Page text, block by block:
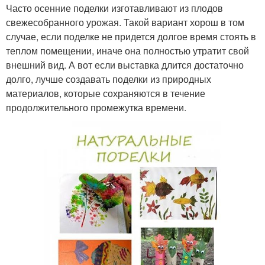
Часто осенние поделки изготавливают из плодов
свежесобранного урожая. Такой вариант хорош в том
случае, если поделке не придется долгое время стоять в
теплом помещении, иначе она полностью утратит свой
внешний вид. А вот если выставка длится достаточно
долго, лучше создавать поделки из природных
материалов, которые сохраняются в течение
продолжительного промежутка времени.